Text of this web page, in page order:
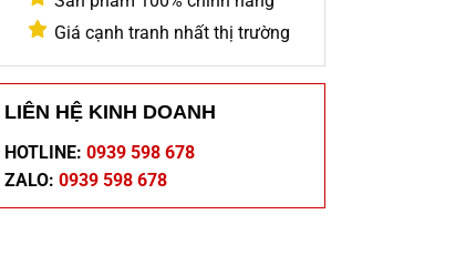
Giá cạnh tranh nhất thị trường
LIÊN HỆ KINH DOANH
HOTLINE: 0939 598 678
ZALO: 0939 598 678